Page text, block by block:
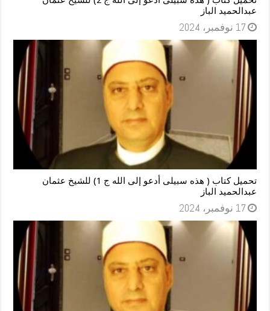
عبدالحميد الباز
17 نوفمبر، 2024
تحميل كتاب ( هذه سبيلى أدعو إلى الله ج 1) للشيخ عثمان
عبدالحميد الباز
17 نوفمبر، 2024